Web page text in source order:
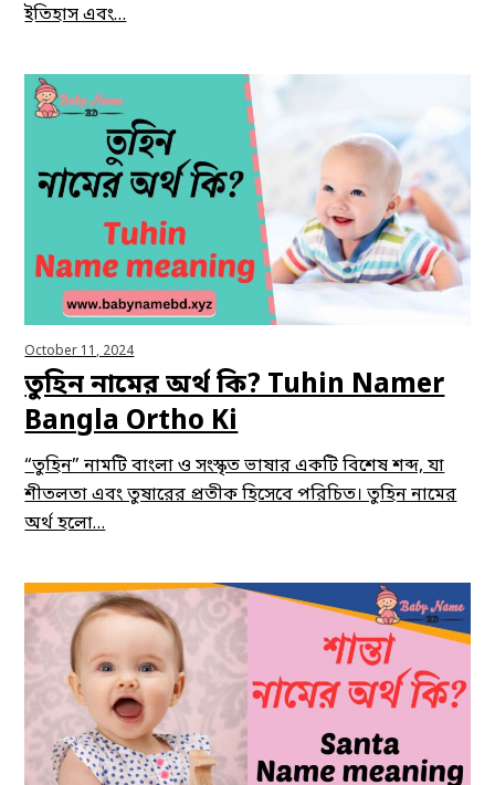
ইতিহাস এবং…
October 11, 2024
তুহিন নামের অর্থ কি? Tuhin Namer
Bangla Ortho Ki
“তুহিন” নামটি বাংলা ও সংস্কৃত ভাষার একটি বিশেষ শব্দ, যা
শীতলতা এবং তুষারের প্রতীক হিসেবে পরিচিত। তুহিন নামের
অর্থ হলো…